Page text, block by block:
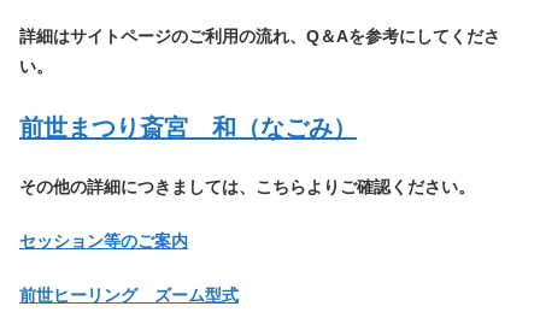
詳細はサイトページのご利用の流れ、Q＆Aを参考にしてくださ
い。
前世まつり斎宮 和（なごみ）
その他の詳細につきましては、こちらよりご確認ください。
セッション等のご案内
前世ヒーリング ズーム型式